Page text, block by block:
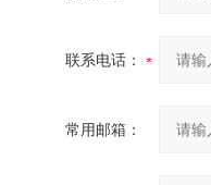
联系电话：
常用邮箱：